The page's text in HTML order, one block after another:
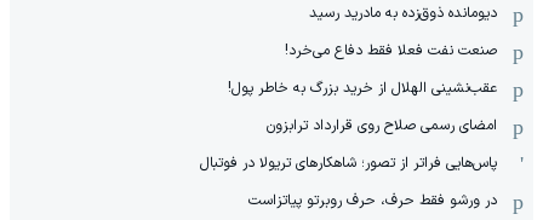
دیومانده ذوق‌زده به مادرید رسید
صنعت نفت فعلا فقط دفاع می‌خرد!
عقب‌نشینی الهلال از خرید بزرگ به خاطر پول!
امضای رسمی صلاح روی قرارداد ترابزون
پاس‌هایی فراتر از تصور؛ شاهکارهای تریولا در فوتبال
در ورشو فقط حرف، حرف روبرتو پیاتزاست